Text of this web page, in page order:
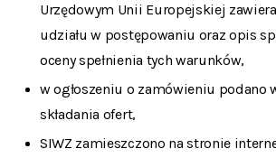
Urzędowym Unii Europejskiej
udziału w postępowaniu oraz opis
oceny spełnienia tych warunków,
w ogłoszeniu o zamówieniu podano
składania ofert,
SIWZ zamieszczono na stronie